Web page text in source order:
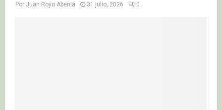
Por Juan Royo Abenia 31 julio, 2026 0